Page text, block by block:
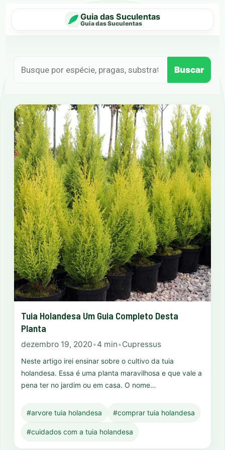
Guia das Suculentas
Guia das Suculentas
Buscar
Tuia Holandesa Um Guia Completo Desta
Planta
dezembro 19, 2020•4 min•Cupressus
Neste artigo irei ensinar sobre o cultivo da tuia
holandesa. Essa é uma planta maravilhosa e que vale a
pena ter no jardim ou em casa. O nome…
#arvore tuia holandesa #comprar tuia holandesa
#cuidados com a tuia holandesa